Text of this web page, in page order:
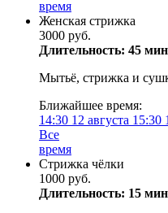
время
Женская стрижка
3000 руб.
Длительность: 45
Мытьё, стрижка и
Ближайшее время:
14:30 12 августа 15:30
Все
время
Стрижка чёлки
1000 руб.
Длительность: 15